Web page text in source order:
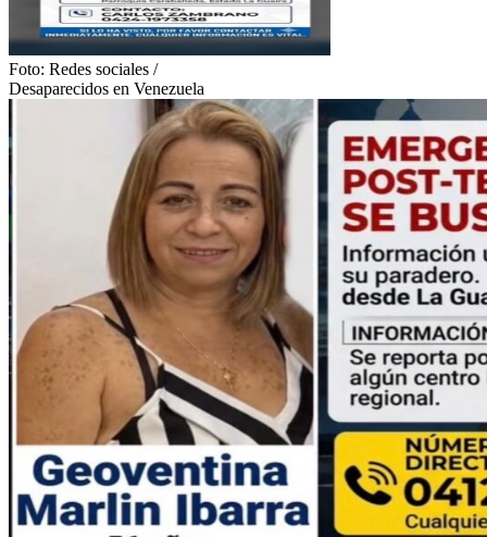
Foto: Redes sociales /
Desaparecidos en Venezuela